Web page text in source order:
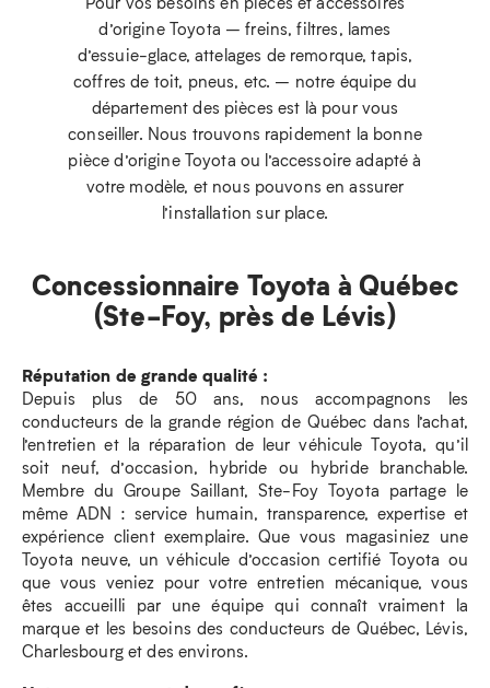
d’origine Toyota – freins, filtres, lames
d’essuie-glace, attelages de remorque, tapis,
coffres de toit, pneus, etc. – notre équipe du
département des pièces est là pour vous
conseiller. Nous trouvons rapidement la bonne
pièce d’origine Toyota ou l’accessoire adapté à
votre modèle, et nous pouvons en assurer
l’installation sur place.
Concessionnaire Toyota à Québec
(Ste-Foy, près de Lévis)
Réputation de grande qualité :
Depuis plus de 50 ans, nous accompagnons les
conducteurs de la grande région de Québec dans l’achat,
l’entretien et la réparation de leur véhicule Toyota, qu’il
soit neuf, d’occasion, hybride ou hybride branchable.
Membre du Groupe Saillant, Ste-Foy Toyota partage le
même ADN : service humain, transparence, expertise et
expérience client exemplaire. Que vous magasiniez une
Toyota neuve, un véhicule d’occasion certifié Toyota ou
que vous veniez pour votre entretien mécanique, vous
êtes accueilli par une équipe qui connaît vraiment la
marque et les besoins des conducteurs de Québec, Lévis,
Charlesbourg et des environs.